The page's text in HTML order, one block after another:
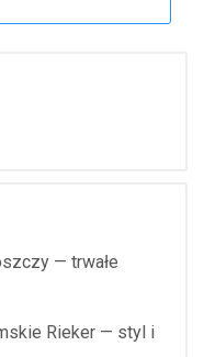
— trwałe
Rieker — styl i